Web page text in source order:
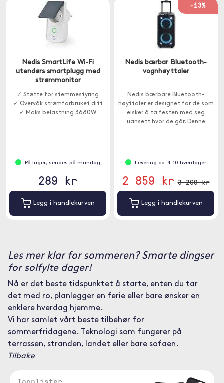
Nedis SmartLife Wi-Fi
utendørs smartplugg med
strømmonitor
✓ Støtte for stemmestyring
✓ Overvåk strømforbruket ditt
✓ Maks belastning 3680W
På lager, sendes på mandag
289 kr
Legg i handlekurven
-13%
Nedis bærbar Bluetooth-
vognhøyttaler
Nedis bærbare Bluetooth-
høyttaler er designet for de som
elsker å ta festen med seg
uansett hvor de går. Denne
Levering ca. 4-10 hverdager
2 859 kr 3 269 kr
Legg i handlekurven
Les mer klar for sommeren? Smarte dingser
for solfylte dager!
Nå er det beste tidspunktet å starte, enten du tar
det med ro, planlegger en ferie eller bare ønsker en
enklere hverdag hjemme.
Vi har samlet vårt beste tilbehør for
sommerfridagene. Teknologi som fungerer på
terrassen, stranden, landet eller bare sofaen.
Tilbake